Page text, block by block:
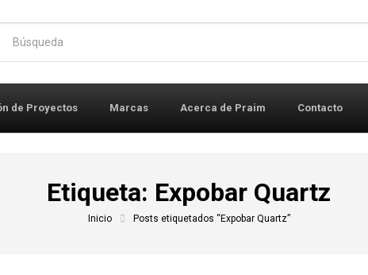
de Proyectos Marcas Acerca de Praim Contacto
Etiqueta: Expobar Quartz
Inicio Posts etiquetados “Expobar Quartz”